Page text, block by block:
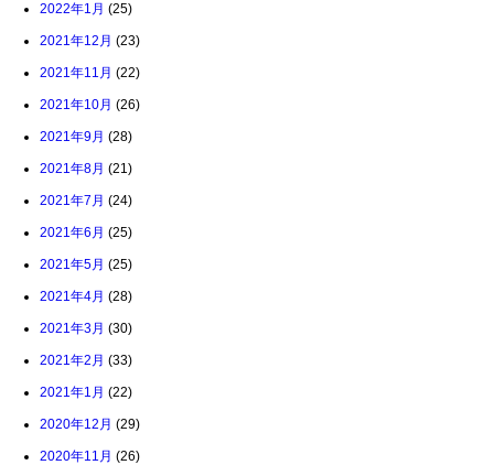
2022年1月 (25)
2021年12月 (23)
2021年11月 (22)
2021年10月 (26)
2021年9月 (28)
2021年8月 (21)
2021年7月 (24)
2021年6月 (25)
2021年5月 (25)
2021年4月 (28)
2021年3月 (30)
2021年2月 (33)
2021年1月 (22)
2020年12月 (29)
2020年11月 (26)